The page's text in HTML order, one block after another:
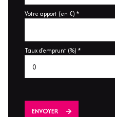
Votre apport (en €) *
Taux d'emprunt (%) *
ENVOYER